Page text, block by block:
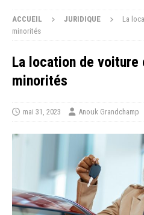
ACCUEIL JURIDIQUE
La
minorités
La location de
minorités
mai 31, 2023 Anouk Grandchamp